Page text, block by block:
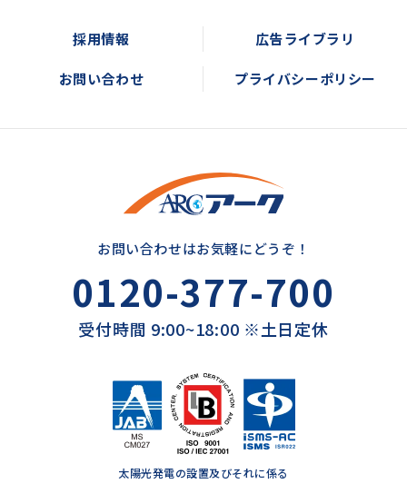
採用情報 広告ライブラリ
お問い合わせ プライバシーポリシー
お問い合わせはお気軽にどうぞ！
0120-377-700
受付時間 9:00~18:00 ※土日定休
太陽光発電の設置及びそれに係る